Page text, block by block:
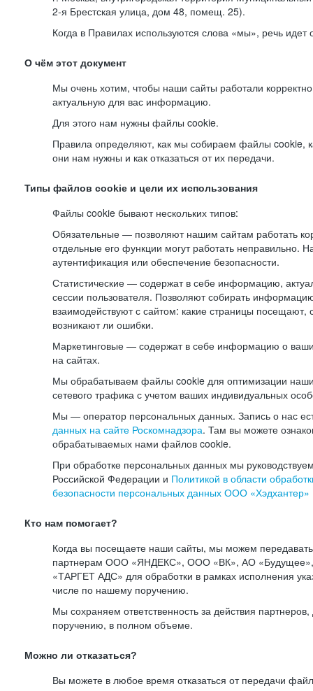
2-я Брестская улица, дом 48, помещ. 25).
Когда в Правилах используются слова «мы», речь
О чём этот документ
Мы очень хотим, чтобы наши сайты работали
актуальную для вас информацию.
Для этого нам нужны файлы cookie.
Правила определяют, как мы собираем файлы cookie,
они нам нужны и как отказаться от их передачи.
Типы файлов cookie и цели их использования
Файлы cookie бывают нескольких типов:
Обязательные — позволяют нашим сайтам работать
отдельные его функции могут работать неправильно.
аутентификация или обеспечение безопасности.
Статистические — содержат в себе информацию,
сессии пользователя. Позволяют собирать
взаимодействуют с сайтом: какие страницы посещают,
возникают ли ошибки.
Маркетинговые — содержат в себе информацию о
на сайтах.
Мы обрабатываем файлы cookie для оптимизации
сетевого трафика с учетом ваших индивидуальных
Мы — оператор персональных данных. Запись о нас
данных на сайте Роскомнадзора. Там вы можете
обрабатываемых нами файлов cookie.
При обработке персональных данных мы
Российской Федерации и Политикой в области
безопасности персональных данных ООО «Хэдхантер»
Кто нам помогает?
Когда вы посещаете наши сайты, мы можем
партнерам ООО «ЯНДЕКС», ООО «ВК», АО
«ТАРГЕТ АДС» для обработки в рамках исполнения
числе по нашему поручению.
Мы сохраняем ответственность за действия
поручению, в полном объеме.
Можно ли отказаться?
Вы можете в любое время отказаться от передачи